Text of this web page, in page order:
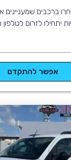
ברכבים
יתחילו לזרום
אפשר להתקדם